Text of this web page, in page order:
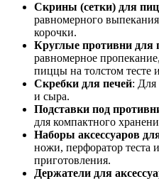
Скрины (сетки) для
равномерного
корочки.
Круглые противни для
равномерное
пиццы на толстом тесте
Скребки для печей: Для
и сыра.
Подставки под
для компактного
Наборы аксессуаров
ножи, перфоратор теста
приготовления.
Держатели для